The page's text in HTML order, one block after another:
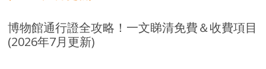
博物館通行證全攻略！一文睇清免費＆收費項目
(2026年7月更新)